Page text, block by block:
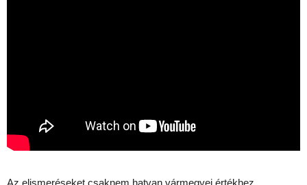
Az elismeréseket csaknem hatvan vármegyei értékhez